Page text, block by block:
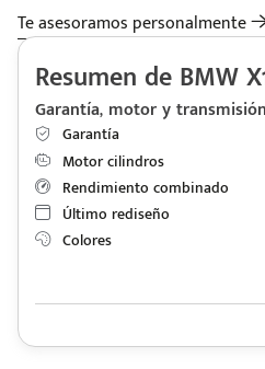
Te asesoramos personalmente
Resumen de BMW
Garantía, motor y transmisión
Garantía
Motor cilindros
Rendimiento combinado
Último rediseño
Colores